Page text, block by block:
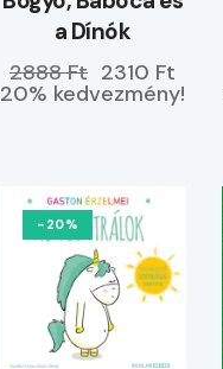
a Dínók
2888 Ft 2310 Ft
20% kedvezmény!
-20%